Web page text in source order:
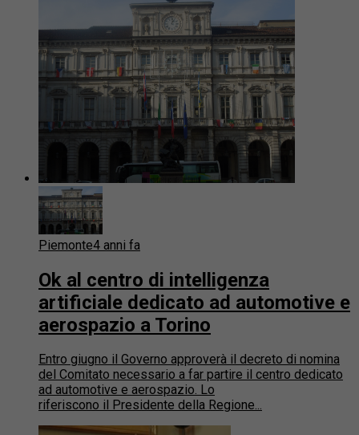
Piemonte4 anni fa
Ok al centro di intelligenza
artificiale dedicato ad automotive e
aerospazio a Torino
Entro giugno il Governo approverà il decreto di nomina
del Comitato necessario a far partire il centro dedicato
ad automotive e aerospazio. Lo
riferiscono il Presidente della Regione...